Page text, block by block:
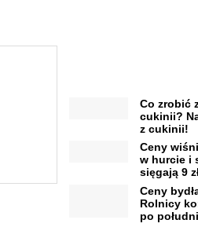
Co zrobić
cukinii?
z cukinii!
Ceny
w hurcie i
sięgają 9
Ceny
Rolnicy
po